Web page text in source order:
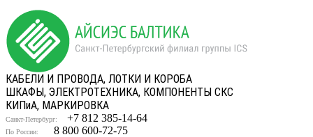
КАБЕЛИ И ПРОВОДА, ЛОТКИ И КОРОБА
ШКАФЫ, ЭЛЕКТРОТЕХНИКА, КОМПОНЕНТЫ СКС
КИПиА, МАРКИРОВКА
Санкт-Петербург: +7 812 385-14-64
По России: 8 800 600-72-75